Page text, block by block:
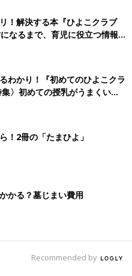
！解決する本『ひよこクラブ
なるまで、育児に役立つ情報が
わかり！『初めてのひよこクラ
〉初めての授乳がうまくい
の基本と夏のトラブル 解決テ
！2冊の「たまひよ」
かる？墓じまい費用
Recommended by